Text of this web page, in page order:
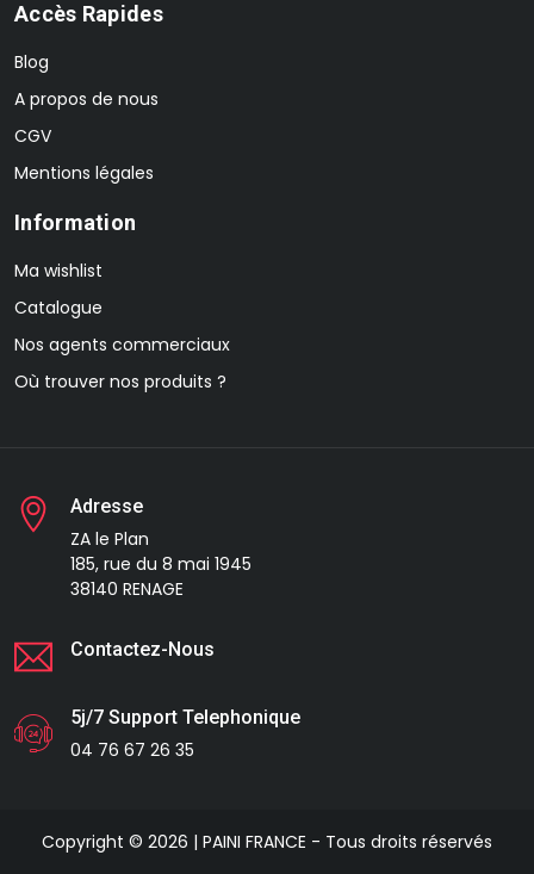
Accès Rapides
Blog
A propos de nous
CGV
Mentions légales
Information
Ma wishlist
Catalogue
Nos agents commerciaux
Où trouver nos produits ?
Adresse
ZA le Plan
185, rue du 8 mai 1945
38140 RENAGE
Contactez-Nous
5j/7 Support Telephonique
04 76 67 26 35
Copyright © 2026 | PAINI FRANCE - Tous droits réservés